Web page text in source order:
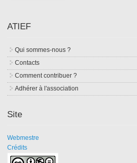
ATIEF
Qui sommes-nous ?
Contacts
Comment contribuer ?
Adhérer à l'association
Site
Webmestre
Crédits